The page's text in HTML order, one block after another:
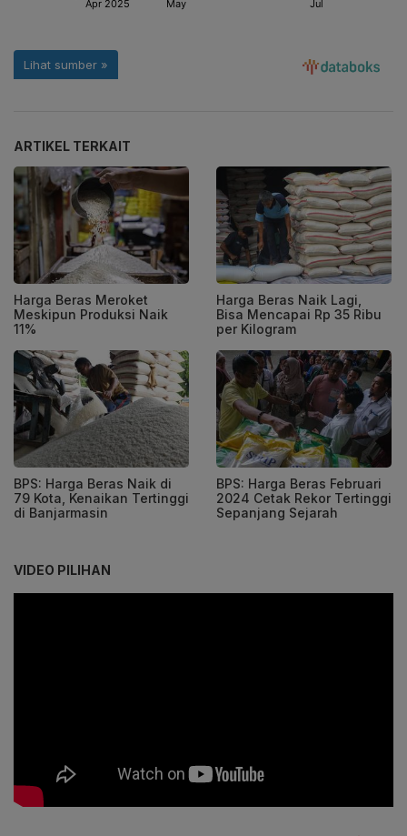
ARTIKEL TERKAIT
Harga Beras Meroket
Meskipun Produksi Naik
11%
Harga Beras Naik Lagi,
Bisa Mencapai Rp 35 Ribu
per Kilogram
BPS: Harga Beras Naik di
79 Kota, Kenaikan Tertinggi
di Banjarmasin
BPS: Harga Beras Februari
2024 Cetak Rekor Tertinggi
Sepanjang Sejarah
VIDEO PILIHAN